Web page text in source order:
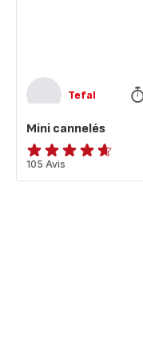
Tefal
Mini cannelés
ratings.4.6
105 Avis